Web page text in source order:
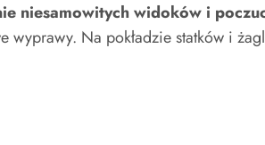
niesamowitych widoków i
Na pokładzie statków i